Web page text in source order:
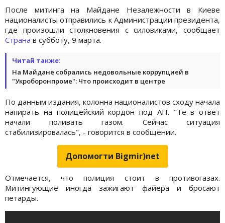
После митинга на Майдане Незалежности в Киеве
националисты отправились к Администрации президента,
где произошли столкновения с силовиками, сообщает
Страна в субботу, 9 марта.
Читай также:
На Майдане собрались недовольные коррупцией в
"Укроборонпроме": Что происходит в центре
По данным издания, колонна националистов сходу начала
напирать на полицейский кордон под АП. "Те в ответ
начали поливать газом. Сейчас ситуация
стабилизировалась", - говорится в сообщении.
Допомогти Bigmir)net
Отмечается, что полиция стоит в противогазах.
Митингующие иногда зажигают файера и бросают
петарды.